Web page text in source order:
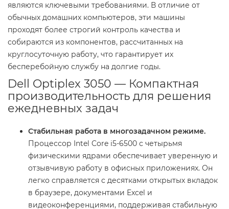
являются ключевыми требованиями. В отличие от
обычных домашних компьютеров, эти машины
проходят более строгий контроль качества и
собираются из компонентов, рассчитанных на
круглосуточную работу, что гарантирует их
бесперебойную службу на долгие годы.
Dell Optiplex 3050 — Компактная
производительность для решения
ежедневных задач
Стабильная работа в многозадачном режиме.
Процессор Intel Core i5-6500 с четырьмя
физическими ядрами обеспечивает уверенную и
отзывчивую работу в офисных приложениях. Он
легко справляется с десятками открытых вкладок
в браузере, документами Excel и
видеоконференциями, поддерживая стабильную